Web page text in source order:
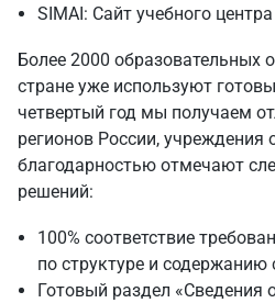
SIMAI: Сайт учебного центра
Более 2000 образовательных
стране уже используют
четвертый год мы получаем
регионов России, учреждения
благодарностью отмечают
решений:
100% соответствие
по структуре и содержанию
Готовый раздел «Сведения